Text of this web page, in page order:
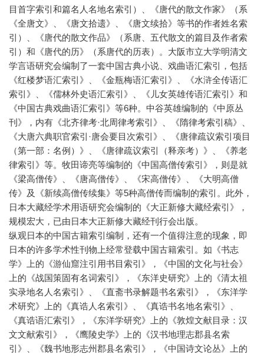
目首字索引和篇名人名地名索引）、《唐代的散文作家》（系
《全唐文》、《唐文拾遗》、《唐文续拾》等书的作者姓名索
引）、《唐代的散文作品》（系唐、五代散文的篇目及作者索
引）和《唐代的历》（系唐代的历表）。大阪市立大学明清文
学言语研究会编制了一套中国古典小说、戏曲语汇索引，包括
《红楼梦语汇索引》、《金瓶梅语汇索引》、《水浒全传语汇
索引》、《儒林外史语汇索引》、《儿女英雄传语汇索引》和
《中国古典戏曲语汇索引》等6种。中谷英雄编制的《中原丛
刊》，内有《北齐律考·北周律考索引》、《隋律考索引稿》、
《大唐六典职官索引·唐会要目次索引》、《唐律疏议索引项目
（第一部：名例）》、《唐律疏议索引（释亲考）》、《养老
律索引》等。牧田谛亮等编制的《中国高僧传索引》，则是就
《梁高僧传》、《唐高僧传》、《宋高僧传》、《大明高僧
传》及《新续高僧传续集》等5种高僧传而编制的索引。此外，
日本大藏经学术用语研究会编制的《大正新修大藏经索引》，
规模宏大，已由日本大正新修大藏经刊行会出版。
纵观日本的中国古籍索引编制，还有一个值得注意的现象，即
日本的许多学术性刊物上经常登载中国古籍索引。如《书志
学》上的《游仙窟注引用书目索引》，《中国的文化与社会》
上的《战国策固有名词索引》，《东洋史研究》上的《清太祖
实录地名人名索引》、《直斋书录解题书名索引》，《东洋学
术研究》上的《真诰人名索引》、《真诰书名地名索引》、
《真诰语汇索引》，《东洋学研究》上的《敦煌文献目录：汉
文文献索引》，《鹰陵史学》上的《汉书地理志郡县名索
引》、《魏书地形志州郡县名索引》，《中国诗文论丛》上的